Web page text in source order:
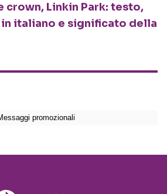
crown, Linkin Park: testo,
italiano e significato della